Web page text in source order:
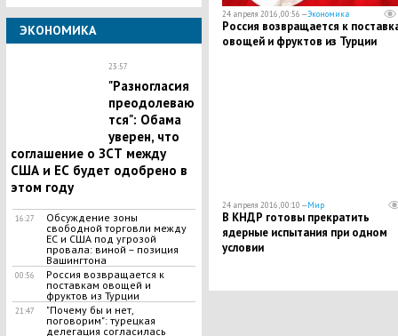
ЭКОНОМИКА
23:57
"Разногласия
преодолеваю
тся": Обама
уверен, что
соглашение о ЗСТ между
США и ЕС будет одобрено в
этом году
16:27
Обсуждение зоны
свободной торговли между
ЕС и США под угрозой
провала: виной – позиция
Вашингтона
00:56
Россия возвращается к
поставкам овощей и
фруктов из Турции
21:47
"Почему бы и нет,
поговорим": турецкая
делегация согласилась
24 апреля 2016, 00:56 —Экономика
Россия возвращается к
овощей и фруктов из Турции
24 апреля 2016, 00:10 —Мир
В КНДР готовы прекратить
ядерные испытания при одном
условии